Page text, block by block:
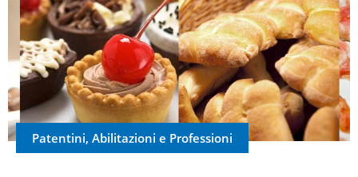
Patentini, Abilitazioni e Professioni